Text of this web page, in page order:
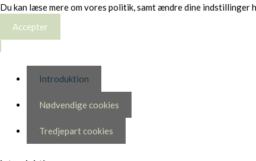
Du kan læse mere om vores politik, samt ændre dine indstillinger
Accepter
Introduktion
Nødvendige cookies
Tredjepart cookies